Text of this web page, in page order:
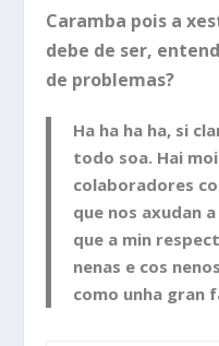
Caramba pois a
debe de ser,
de problemas?
Ha ha ha ha, si
todo soa. Hai
colaboradores
que nos axudan
que a min
nenas e cos
como unha gran